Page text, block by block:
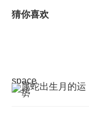
猜你喜欢
space